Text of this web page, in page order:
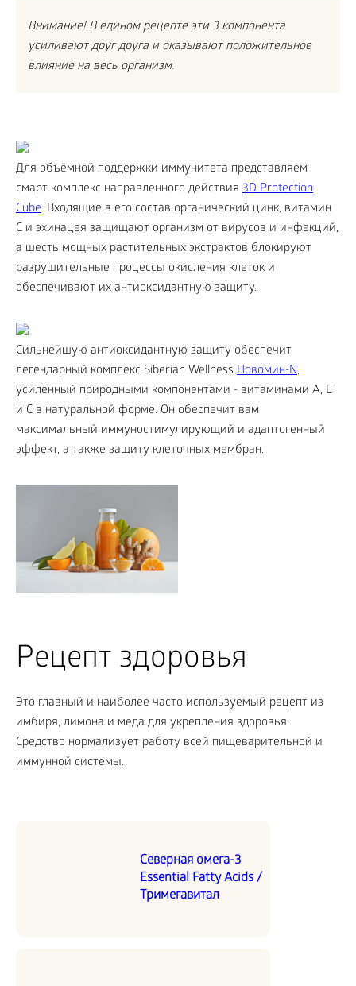
Внимание! В едином рецепте эти 3 компонента
усиливают друг друга и оказывают положительное
влияние на весь организм.
Для объёмной поддержки иммунитета представляем
смарт-комплекс направленного действия 3D Protection
Cube. Входящие в его состав органический цинк, витамин
С и эхинацея защищают организм от вирусов и инфекций,
а шесть мощных растительных экстрактов блокируют
разрушительные процессы окисления клеток и
обеспечивают их антиоксидантную защиту.
Сильнейшую антиоксидантную защиту обеспечит
легендарный комплекс Siberian Wellness Новомин-N,
усиленный природными компонентами - витаминами A, E
и С в натуральной форме. Он обеспечит вам
максимальный иммуностимулирующий и адаптогенный
эффект, а также защиту клеточных мембран.
Рецепт здоровья
Это главный и наиболее часто используемый рецепт из
имбиря, лимона и меда для укрепления здоровья.
Средство нормализует работу всей пищеварительной и
иммунной системы.
Северная омега-3
Essential Fatty Acids /
Тримегавитал